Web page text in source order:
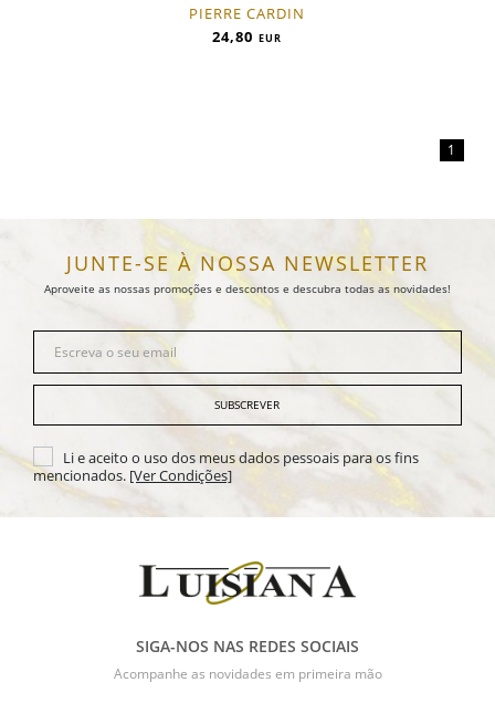
PIERRE CARDIN
24,80 EUR
1
JUNTE-SE À NOSSA NEWSLETTER
Aproveite as nossas promoções e descontos e descubra todas as novidades!
SUBSCREVER
Li e aceito o uso dos meus dados pessoais para os fins
mencionados. [Ver Condições]
SIGA-NOS NAS REDES SOCIAIS
Acompanhe as novidades em primeira mão